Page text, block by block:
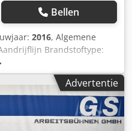
Bellen
2016, Algemene
Brandstoftype:
1.840 kg Functioneel
1.610 cm Djdpfxjyx Sgas
markering: ja Staat
staat: goed Overige
Max. horizontaal
van het werkplatform in
Advertentie